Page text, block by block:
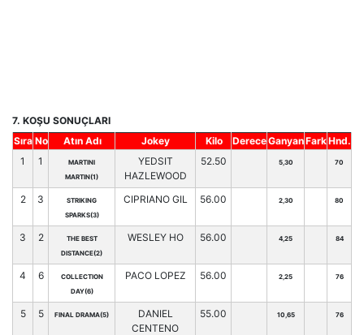
7. KOŞU SONUÇLARI
Sıra No Atın Adı Jokey Kilo DereceGanyanFarkHnd.
1
1
MARTINI
MARTIN(1)
YEDSIT
HAZLEWOOD
52.50 5,30 70
2 3
STRIKING
SPARKS(3)
CIPRIANO GIL 56.00 2,30 80
3 2
THE BEST
DISTANCE(2)
WESLEY HO 56.00 4,25 84
4 6
COLLECTION
DAY(6)
PACO LOPEZ 56.00 2,25 76
5 5 FINAL DRAMA(5)
DANIEL
CENTENO
55.00 10,65 76